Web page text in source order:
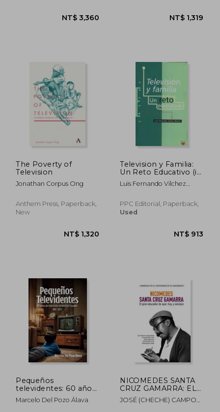
NT$ 3,360
The Poverty of
Television
Jonathan Corpus Ong
Anthem Press, Paperback,
New
NT$ 1,320
Television y Familia:
Un Reto Educativo (in
Spanish)
Luis Fernando Vilchez
PPC Editorial, Paperback,
Used
Pequeños
televidentes: 60 años
de televisión infantil
en Ecuador 1961-2021
Marcelo Del Pozo Álava
NICOMEDES SANTA
CRUZ GAMARRA: EL
GRAN EDUCADOR DE
AYER, HOY Y
JOSÉ (CHECHE) CAMPOS